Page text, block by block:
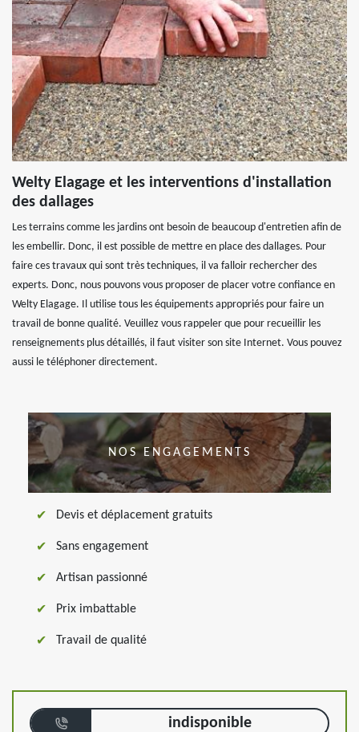
Welty Elagage et les interventions d'installation
des dallages
Les terrains comme les jardins ont besoin de beaucoup d'entretien afin de
les embellir. Donc, il est possible de mettre en place des dallages. Pour
faire ces travaux qui sont très techniques, il va falloir rechercher des
experts. Donc, nous pouvons vous proposer de placer votre confiance en
Welty Elagage. Il utilise tous les équipements appropriés pour faire un
travail de bonne qualité. Veuillez vous rappeler que pour recueillir les
renseignements plus détaillés, il faut visiter son site Internet. Vous pouvez
aussi le téléphoner directement.
NOS ENGAGEMENTS
Devis et déplacement gratuits
Sans engagement
Artisan passionné
Prix imbattable
Travail de qualité
indisponible